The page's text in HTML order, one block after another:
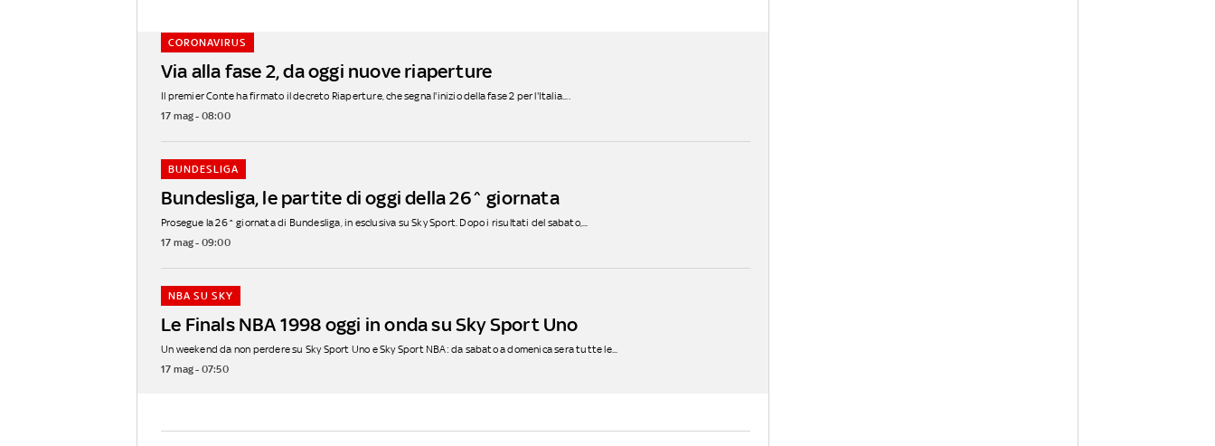
Via alla fase 2, da oggi nuove riaperture
CORONAVIRUS
Il premier Conte ha firmato il decreto Riaperture, che segna l'inizio della fase 2 per l'Italia....
17 mag - 08:00
Bundesliga, le partite di oggi della 26^ giornata
BUNDESLIGA
Prosegue la 26^ giornata di Bundesliga, in esclusiva su Sky Sport. Dopo i risultati del sabato,...
17 mag - 09:00
Le Finals NBA 1998 oggi in onda su Sky Sport Uno
NBA SU SKY
Un weekend da non perdere su Sky Sport Uno e Sky Sport NBA: da sabato a domenica sera tutte le...
17 mag - 07:50